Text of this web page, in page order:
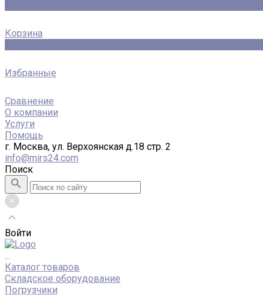
Корзина
Избранные
Сравнение
О компании
Услуги
Помощь
г. Москва, ул. Верхоянская д.18 стр. 2
info@mirs24.com
Поиск
Войти
...
Каталог товаров
Складское оборудование
Погрузчики